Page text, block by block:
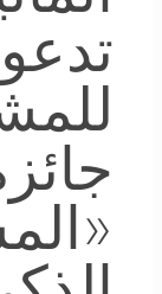
تدعو